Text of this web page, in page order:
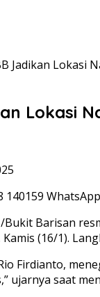
Jadikan Lokasi
Lokasi
Bukit Barisan
(16/1).
Firdianto,
ujarnya saat